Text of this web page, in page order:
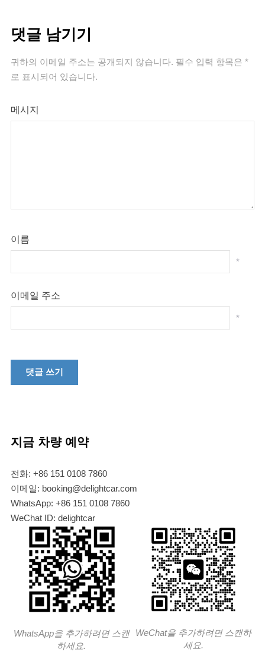
댓글 남기기
귀하의 이메일 주소는 공개되지 않습니다. 필수 입력 항목은 *
로 표시되어 있습니다.
메시지
이름
*
이메일 주소
*
지금 차량 예약
전화: +86 151 0108 7860
이메일: booking@delightcar.com
WhatsApp: +86 151 0108 7860
WeChat ID: delightcar
WhatsApp을 추가하려면 스캔
하세요.
WeChat을 추가하려면 스캔하
세요.